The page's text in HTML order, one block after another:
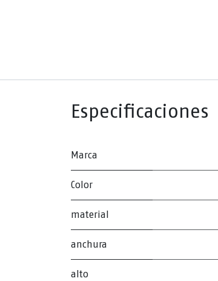
Especificaciones
Marca
Color
material
anchura
alto